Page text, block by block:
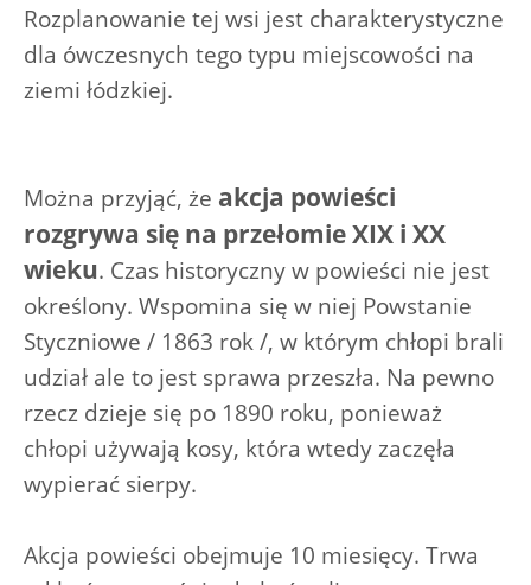
Rozplanowanie tej wsi jest charakterystyczne
dla ówczesnych tego typu miejscowości na
ziemi łódzkiej.
Można przyjąć, że akcja powieści
rozgrywa się na przełomie XIX i XX
wieku. Czas historyczny w powieści nie jest
określony. Wspomina się w niej Powstanie
Styczniowe / 1863 rok /, w którym chłopi brali
udział ale to jest sprawa przeszła. Na pewno
rzecz dzieje się po 1890 roku, ponieważ
chłopi używają kosy, która wtedy zaczęła
wypierać sierpy.
Akcja powieści obejmuje 10 miesięcy. Trwa